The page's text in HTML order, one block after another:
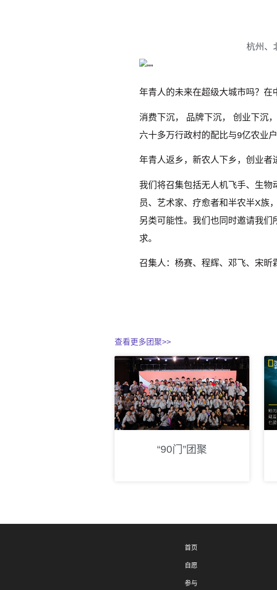
杭州、
年青人的未来在超级大城市吗？在
消费下沉， 品牌下沉， 创业下沉
六十多万行政村的配比与9亿农业
年青人返乡，新农人下乡，创业者
我们将召集包括无人机飞手、生
员、艺术家、疗愈者和半农半X族
另类可能性。我们也同时邀请我
求。
召集人：杨赛、程辉、邓飞、宋
查看更多团聚>>
“90门”团聚
首页
自愿
参与